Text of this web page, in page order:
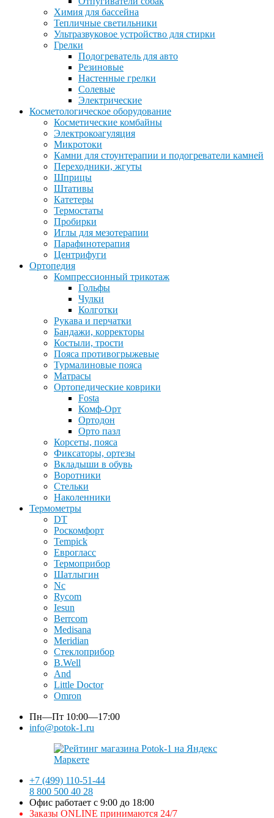
Химия для бассейна
Тепличные светильники
Ультразвуковое устройство для стирки
Грелки
Подогреватель для авто
Резиновые
Настенные грелки
Солевые
Электрические
Косметологическое оборудование
Косметические комбайны
Электрокоагуляция
Микротоки
Камни для стоунтерапии и подогреватели камней
Переходники, жгуты
Шприцы
Штативы
Катетеры
Термостаты
Пробирки
Иглы для мезотерапии
Парафинотерапия
Центрифуги
Ортопедия
Компрессионный трикотаж
Гольфы
Чулки
Колготки
Рукава и перчатки
Бандажи, корректоры
Костыли, трости
Пояса противогрыжевые
Турмалиновые пояса
Матрасы
Ортопедические коврики
Fosta
Комф-Орт
Ортодон
Орто пазл
Корсеты, пояса
Фиксаторы, ортезы
Вкладыши в обувь
Воротники
Стельки
Наколенники
Термометры
DT
Роскомфорт
Tempick
Еврогласс
Термоприбор
Шатлыгин
Nc
Rycom
Iesun
Berrcom
Medisana
Meridian
Стеклоприбор
B.Well
And
Little Doctor
Omron
Пн—Пт 10:00—17:00
info@potok-1.ru
+7 (499) 110-51-44
8 800 500 40 28
Офис работает с 9:00 до 18:00
Заказы ONLINE принимаются 24/7